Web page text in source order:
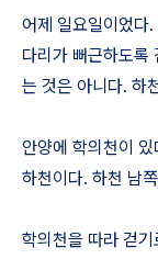
어제 일요일이었다
다리가 뻐근하도록
는 것은 아니다. 하
안양에 학의천이
하천이다. 하천 남
학의천을 따라 걷